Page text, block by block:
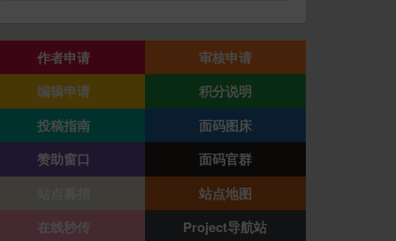
作者申请
审核申请
编辑申请
积分说明
投稿指南
面码图床
赞助窗口
面码官群
站点地图
在线秒传
Project导航站